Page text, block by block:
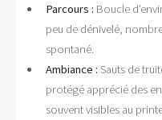
Parcours : Boucle
peu de dénivelé,
spontané.
Ambiance : Sauts de
protégé apprécié des
souvent visibles au